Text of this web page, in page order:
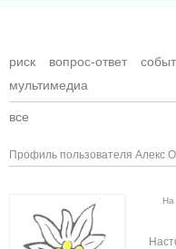
риск вопрос-ответ
мультимедиа
все
Профиль пользователя Алекс
На